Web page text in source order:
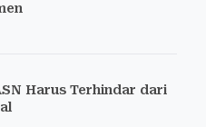
Harus Terhindar dari